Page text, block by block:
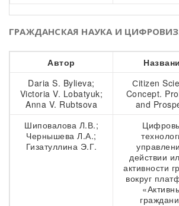
ГРАЖДАНСКАЯ НАУКА И
Автор
Daria S. Bylieva;
Victoria V. Lobatyuk;
Anna V. Rubtsova
Сitizen
Concept.
and
Шиповалова Л.В.;
Чернышева Л.А.;
Гизатуллина Э.Г.
действии
активности
вокруг